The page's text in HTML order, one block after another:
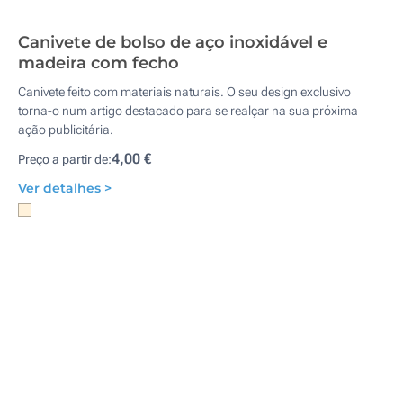
Canivete de bolso de aço inoxidável e
madeira com fecho
Canivete feito com materiais naturais. O seu design exclusivo
torna-o num artigo destacado para se realçar na sua próxima
ação publicitária.
Preço a partir de:4,00 €
Ver detalhes >